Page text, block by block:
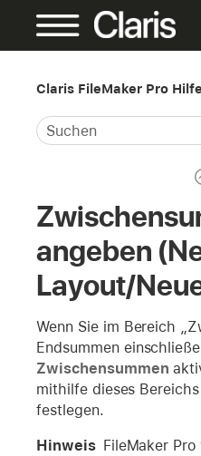
Claris FileMaker Pro Hilfe
angeben
Layout/
Wenn Sie im Bereich
Endsummen
Zwischensummen
mithilfe dieses
festlegen.
Hinweis FileMaker